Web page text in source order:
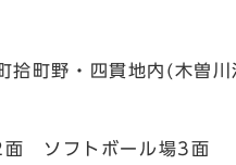
拾町野・四貫地内(木曽
面 ソフトボール場3面